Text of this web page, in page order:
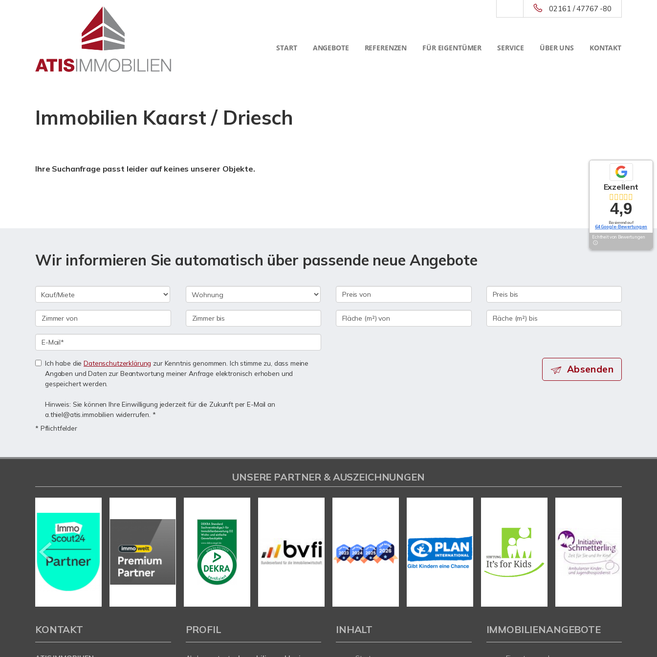
02161 / 47767 -80
START ANGEBOTE REFERENZEN FÜR EIGENTÜMER SERVICE ÜBER UNS KONTAKT
Immobilien Kaarst / Driesch
Ihre Suchanfrage passt leider auf keines unserer Objekte.
Wir informieren Sie automatisch über passende neue Angebote
Ich habe dieDatenschutzerklärung zur Kenntnis genommen. Ich stimme zu, dass meine
Angaben und Daten zur Beantwortung meiner Anfrage elektronisch erhoben und
gespeichert werden.
Hinweis: Sie können Ihre Einwilligung jederzeit für die Zukunft per E-Mail an
a.thiel@atis.immobilien widerrufen. *
* Pflichtfelder
Absenden
Exzellent
4,9
Basierend auf
64 Google-Bewertungen
Echtheit von Bewertungen
UNSERE PARTNER & AUSZEICHNUNGEN
KONTAKT PROFIL INHALT IMMOBILIENANGEBOTE